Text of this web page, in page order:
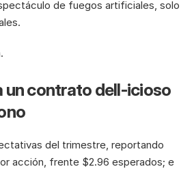
de fuegos artificiales, solo
un contrato dell-icioso
del trimestre, reportando
acción, frente $2.96 esperados; e